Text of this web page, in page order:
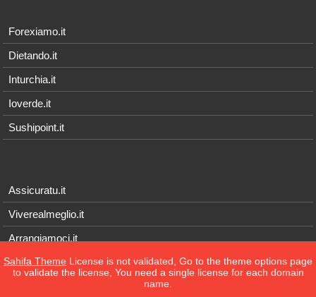
Forexiamo.it
Dietando.it
Inturchia.it
Ioverde.it
Sushipoint.it
Assicuratu.it
Viverealmeglio.it
Arrangiamoci.it
Tecnichef.it
Sahifa Theme License is not validated, Go to the theme options page
to validate the license, You need a single license for each domain
name.